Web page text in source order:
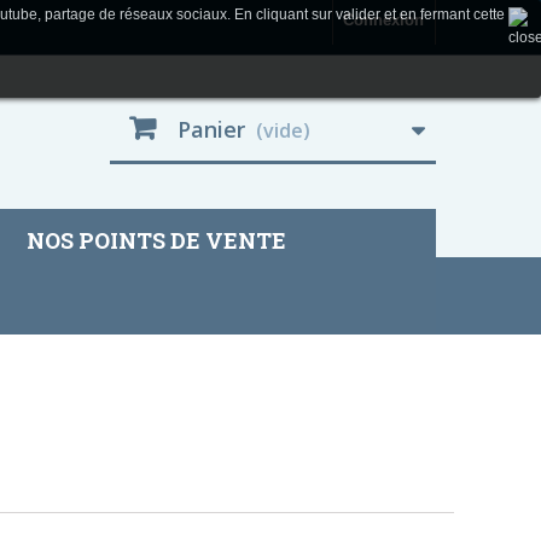
Connexion
Panier (vide)
NOS POINTS DE VENTE
partage de réseaux sociaux. En cliquant sur valider et en fermant cette